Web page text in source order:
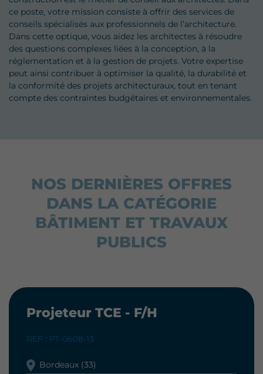
ce poste, votre mission consiste à offrir des services de
conseils spécialisés aux professionnels de l’architecture.
Dans cette optique, vous aidez les architectes à résoudre
des questions complexes liées à la conception, à la
réglementation et à la gestion de projets. Votre expertise
peut ainsi contribuer à optimiser la qualité, la durabilité et
la conformité des projets architecturaux, tout en tenant
compte des contraintes budgétaires et environnementales.
NOS DERNIÈRES OFFRES
DANS LA CATÉGORIE
BÂTIMENT ET TRAVAUX
PUBLICS
Projeteur TCE - F/H
REF : PT-0608-13
Bordeaux (33)